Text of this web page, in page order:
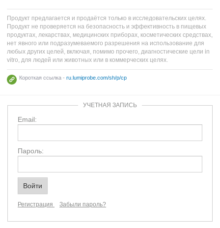
Продукт предлагается и продаётся только в исследовательских целях.
Продукт не проверяется на безопасность и эффективность в пищевых
продуктах, лекарствах, медицинских приборах, косметических средствах,
нет явного или подразумеваемого разрешения на использование для
любых других целей, включая, помимо прочего, диагностические цели in
vitro, для людей или животных или в коммерческих целях.
Короткая ссылка - ru.lumiprobe.com/sh/p/cp
УЧЕТНАЯ ЗАПИСЬ
Email:
Пароль:
Регистрация Забыли пароль?